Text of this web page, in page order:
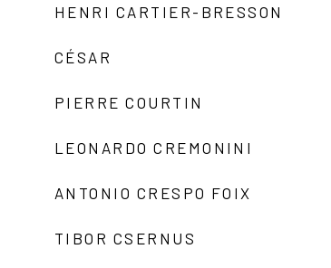
HENRI CARTIER-BRESSON
CÉSAR
PIERRE COURTIN
LEONARDO CREMONINI
ANTONIO CRESPO FOIX
TIBOR CSERNUS